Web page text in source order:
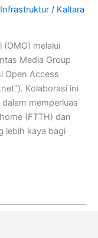
Infrastruktur / Kaltara
(OMG) melalui
Media Group
Open Access
Kolaborasi ini
memperluas
(FTTH) dan
lebih kaya bagi